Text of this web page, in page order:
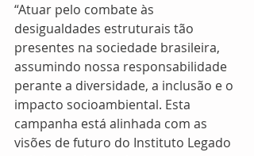
“Atuar pelo combate às
desigualdades estruturais tão
presentes na sociedade brasileira,
assumindo nossa responsabilidade
perante a diversidade, a inclusão e o
impacto socioambiental. Esta
campanha está alinhada com as
visões de futuro do Instituto Legado